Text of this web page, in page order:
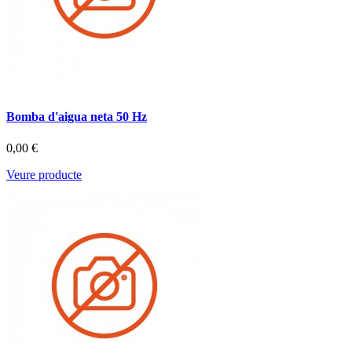
Bomba d'aigua neta 50 Hz
0,00 €
Veure producte